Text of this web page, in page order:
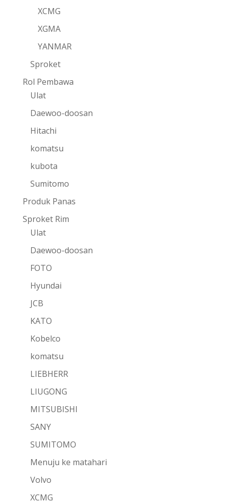
XCMG
XGMA
YANMAR
Sproket
Rol Pembawa
Ulat
Daewoo-doosan
Hitachi
komatsu
kubota
Sumitomo
Produk Panas
Sproket Rim
Ulat
Daewoo-doosan
FOTO
Hyundai
JCB
KATO
Kobelco
komatsu
LIEBHERR
LIUGONG
MITSUBISHI
SANY
SUMITOMO
Menuju ke matahari
Volvo
XCMG